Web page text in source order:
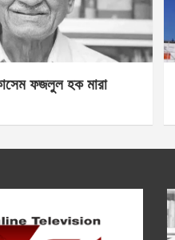
ফজলুল হক মারা